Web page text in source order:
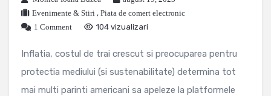
Evenimente & Stiri , Piata de comert electronic
1 Comment
104 vizualizari
Inflatia, costul de trai crescut si preocuparea pentru
protectia mediului (si sustenabilitate) determina tot
mai multi parinti americani sa apeleze la platformele